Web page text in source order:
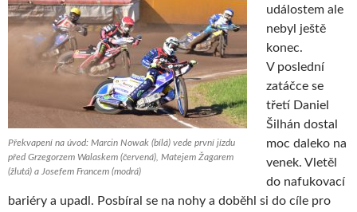
Překvapení na úvod: Marcin Nowak (bílá) vede první jízdu
před Grzegorzem Walaskem (červená), Matejem Žagarem
(žlutá) a Josefem Francem (modrá)
událostem ale
nebyl ještě
konec.
V poslední
zatáčce se
třetí Daniel
Šilhán dostal
moc daleko na
venek. Vletěl
do nafukovací
bariéry a upadl. Posbíral se na nohy a doběhl si do cíle pro